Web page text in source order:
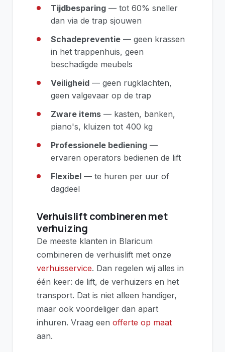
Tijdbesparing — tot 60% sneller
dan via de trap sjouwen
Schadepreventie — geen krassen
in het trappenhuis, geen
beschadigde meubels
Veiligheid — geen rugklachten,
geen valgevaar op de trap
Zware items — kasten, banken,
piano's, kluizen tot 400 kg
Professionele bediening —
ervaren operators bedienen de lift
Flexibel — te huren per uur of
dagdeel
Verhuislift combineren met
verhuizing
De meeste klanten in Blaricum
combineren de verhuislift met onze
verhuisservice. Dan regelen wij alles in
één keer: de lift, de verhuizers en het
transport. Dat is niet alleen handiger,
maar ook voordeliger dan apart
inhuren. Vraag een offerte op maat
aan.